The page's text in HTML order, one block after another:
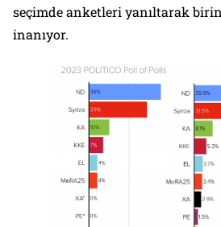
seçimde anketleri yanıltarak
inanıyor.